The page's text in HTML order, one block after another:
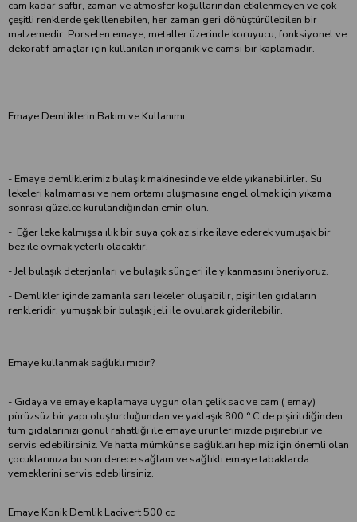
cam kadar saftır, zaman ve atmosfer koşullarından etkilenmeyen ve çok
çeşitli renklerde şekillenebilen, her zaman geri dönüştürülebilen bir
malzemedir. Porselen emaye, metaller üzerinde koruyucu, fonksiyonel ve
dekoratif amaçlar için kullanılan inorganik ve camsı bir kaplamadır.
Emaye Demliklerin Bakım ve Kullanımı
- Emaye demliklerimiz bulaşık makinesinde ve elde yıkanabilirler. Su
lekeleri kalmaması ve nem ortamı oluşmasına engel olmak için yıkama
sonrası güzelce kurulandığından emin olun.
- Eğer leke kalmışsa ılık bir suya çok az sirke ilave ederek yumuşak bir
bez ile ovmak yeterli olacaktır.
- Jel bulaşık deterjanları ve bulaşık süngeri ile yıkanmasını öneriyoruz.
- Demlikler içinde zamanla sarı lekeler oluşabilir, pişirilen gıdaların
renkleridir, yumuşak bir bulaşık jeli ile ovularak giderilebilir.
Emaye kullanmak sağlıklı mıdır?
- Gıdaya ve emaye kaplamaya uygun olan çelik sac ve cam ( emay)
pürüzsüz bir yapı oluşturduğundan ve yaklaşık 800 ° C’de pişirildiğinden
tüm gıdalarınızı gönül rahatlığı ile emaye ürünlerimizde pişirebilir ve
servis edebilirsiniz. Ve hatta mümkünse sağlıkları hepimiz için önemli olan
çocuklarınıza bu son derece sağlam ve sağlıklı emaye tabaklarda
yemeklerini servis edebilirsiniz.
Emaye Konik Demlik Lacivert 500 cc